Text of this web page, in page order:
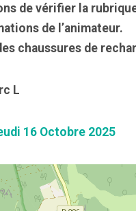
de vérifier la
de l’animateur.
chaussures de
L
16 Octobre 2025